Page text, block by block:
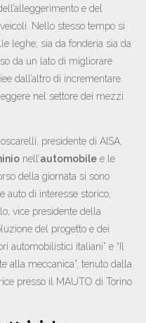
e del
Nello stesso tempo si
leghe, sia da fonderia sia da
da un lato di migliorare
dall’altro di incrementare
nel settore dei mezzi
presidente di AISA,
nell’automobile e le
della giornata si sono
auto di interesse storico,
vice presidente della
del progetto e dei
automobilistici italiani” e “Il
alla meccanica”, tenuto dalla
presso il MAUTO di Torino